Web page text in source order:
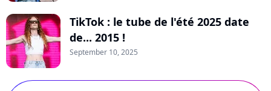
TikTok : le tube de l'été 2025 date
de... 2015 !
September 10, 2025